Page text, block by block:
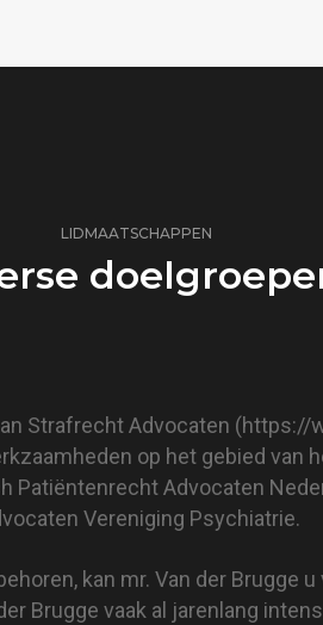
LIDMAATSCHAPPEN
Strafrecht Advocaten (https://
op het gebied van
Patiëntenrecht Advocaten
Vereniging Psychiatrie.
kan mr. Van der Brugge
Brugge vaak al jarenlang